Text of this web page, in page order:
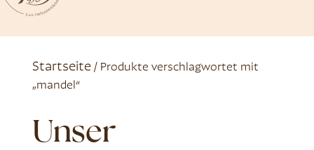
Startseite/ Produkte verschlagwortet mit
„mandel“
Unser